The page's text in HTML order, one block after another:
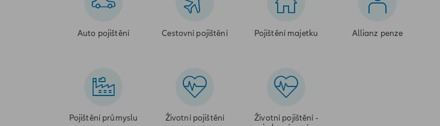
Auto pojištění Cestovní pojištění Pojištění majetku Allianz penze
Pojištění průmyslu Životní pojištění
Životní pojištění -